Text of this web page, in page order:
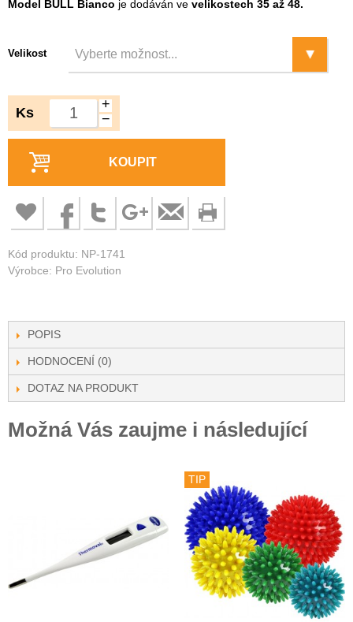
Model BULL Bianco je dodáván ve velikostech 35 až 48.
Velikost
Ks
+
−
KOUPIT
Kód produktu: NP-1741
Výrobce: Pro Evolution
POPIS
HODNOCENÍ (0)
DOTAZ NA PRODUKT
Možná Vás zaujme i následující
TIP